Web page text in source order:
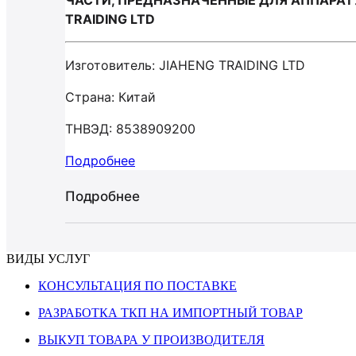
TRAIDING LTD
Изготовитель: JIAHENG TRAIDING LTD
Страна: Китай
ТНВЭД: 8538909200
Подробнее
Подробнее
ВИДЫ УСЛУГ
КОНСУЛЬТАЦИЯ ПО ПОСТАВКЕ
РАЗРАБОТКА ТКП НА ИМПОРТНЫЙ ТОВАР
ВЫКУП ТОВАРА У ПРОИЗВОДИТЕЛЯ